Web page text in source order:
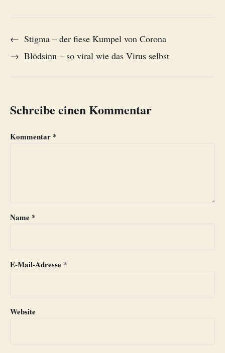
← Stigma – der fiese Kumpel von Corona
→ Blödsinn – so viral wie das Virus selbst
Schreibe einen Kommentar
Kommentar *
Name *
E-Mail-Adresse *
Website